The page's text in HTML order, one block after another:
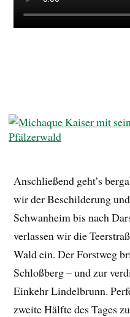
Anschließend geht’s
wir der Beschilderung
Schwanheim bis nach
verlassen wir die
Wald ein. Der Forstweg
Schloßberg – und zur
Einkehr Lindelbrunn.
zweite Hälfte des Tages